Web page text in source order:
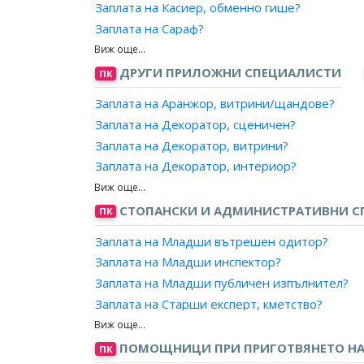
Заплата на Касиер, обменно гише?
Заплата на Сараф?
Заплата на Старши банков служител, главен
Заплата на Банков служител, пазител
Заплата на Банков служител, касиер/
Заплата на Банков служител, главен касиер?
Заплата на Главен касиер, банка/
Заплата на Инкасатор, банка/финансова/
Заплата на Администратор, корпоративен
Заплата на Банков служител/ Служител,
Заплата на Пазител ценности, БНБ?
Заплата на Старши банков служител, връзка с
Заплата на Старши банков служител,
Заплата на Старши банков служител, касов
Заплата на Банков служител, касов център/
Заплата на Банков служител, обслужване
ПК ДРУГИ ПРИЛОЖНИ СПЕЦИАЛИСТИ
Заплата на Аранжор, витрини/щандове?
Заплата на Декоратор, сценичен?
Заплата на Декоратор, витрини?
Заплата на Декоратор, интериор?
Заплата на Интериорен дизайнер?
Заплата на Сценичен дизайнер?
ПК СТОПАНСКИ И АДМИНИСТРАТИВНИ
Заплата на Младши вътрешен одитор?
Заплата на Младши инспектор?
Заплата на Младши публичен изпълнител?
Заплата на Старши експерт, кметство?
Заплата на Младши експерт, кметство?
Заплата на Младши експерт?
ПК ПОМОЩНИЦИ ПРИ ПРИГОТВЯНЕТО